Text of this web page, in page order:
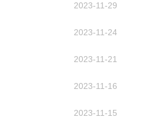
2023-11-29
2023-11-24
2023-11-21
2023-11-16
2023-11-15